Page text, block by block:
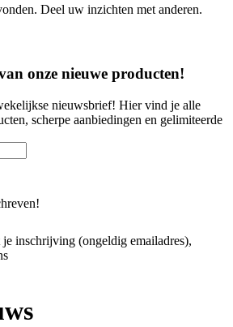
Deel uw inzichten met anderen.
onze nieuwe producten!
nieuwsbrief! Hier vind je alle
scherpe aanbiedingen en gelimiteerde
je inschrijving (ongeldig emailadres),